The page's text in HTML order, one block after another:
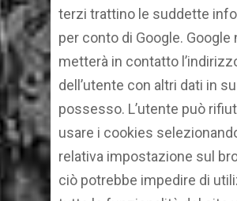
terzi trattino le suddette
per conto di Google. Google
metterà in contatto
dell’utente con altri dati in
possesso. L’utente può
usare i cookies
relativa impostazione sul
ciò potrebbe impedire di